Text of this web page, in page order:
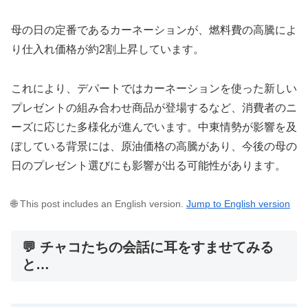
母の日の定番であるカーネーションが、燃料費の高騰によ
り仕入れ価格が約2割上昇しています。
これにより、デパートではカーネーションを使った新しい
プレゼントの組み合わせ商品が登場するなど、消費者のニ
ーズに応じた多様化が進んでいます。中東情勢が影響を及
ぼしている背景には、原油価格の高騰があり、今後の母の
日のプレゼント選びにも影響が出る可能性があります。
🌐 This post includes an English version. Jump to English version
💬 チャコたちの会話に耳をすませてみる
と…